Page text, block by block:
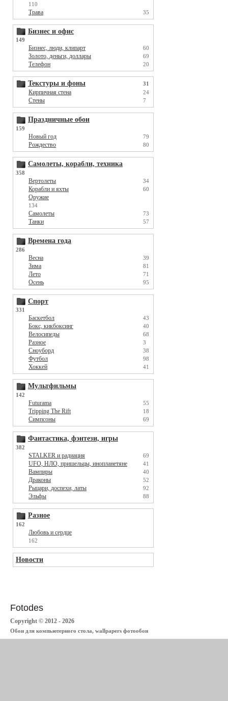
110
Трава 35
Бизнес и офис
149
Бизнес, люди, клипарт 60
Золото, деньги, доллары 69
Телефон 20
Текстуры и фоны 31
Кирпичная стена 24
Стены 7
Праздничные обои
159
Новый год 79
Рождество 80
Самолеты, корабли, техника
358
Вертолеты 34
Корабли и яхты 60
Оружие
134
Самолеты 73
Танки 57
Времена года
286
Весна 39
Зима 81
Лето 71
Осень 95
Спорт
331
Баскетбол 43
Бокс, кикбоксинг 40
Велосипеды 68
Разное 3
Сноуборд 38
Футбол 98
Хоккей 41
Мультфильмы
142
Futurama 55
Tripping The Rift 18
Симпсоны 69
Фантастика, фэнтези, игры
382
STALKER и радиация 69
UFO, НЛО, пришельцы, инопланетяне 41
Вампиры 40
Драконы 52
Рыцари, доспехи, латы 92
Эльфы 88
Разное
162
Любовь и сердце
162
Новости
Fotodes
Copyright © 2012 - 2026
Обои для компьютерного стола, wallpapers фотообои